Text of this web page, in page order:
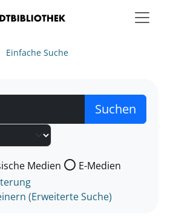
Einfache Suche
nach der Sie suchen wollen.
Medien
E-Medien
(Erweiterte Suche)